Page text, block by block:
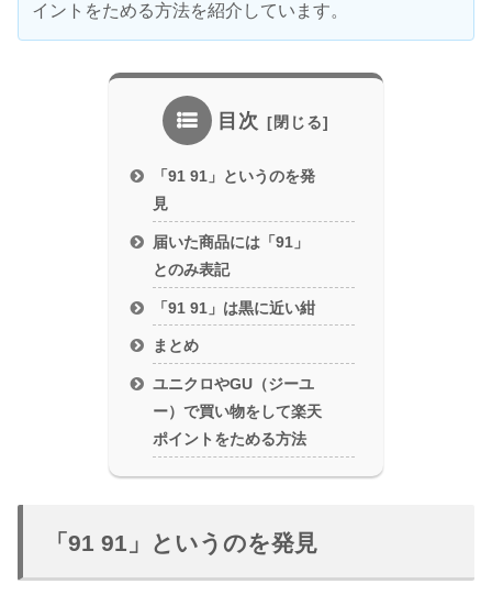
イントをためる方法を紹介しています。
目次
「91 91」というのを発
見
届いた商品には「91」
とのみ表記
「91 91」は黒に近い紺
まとめ
ユニクロやGU（ジーユ
ー）で買い物をして楽天
ポイントをためる方法
「91 91」というのを発見